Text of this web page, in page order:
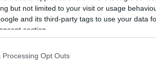
but not limited to your visit or usage
and its third-party tags to use your data
section.
Processing Opt Outs